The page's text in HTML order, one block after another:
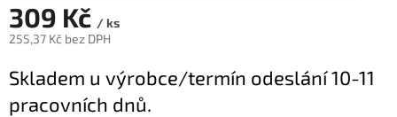
309 Kč / ks
255,37 Kč bez DPH
cena:
Skladem u výrobce/termín odeslání 10-11
pracovních dnů.